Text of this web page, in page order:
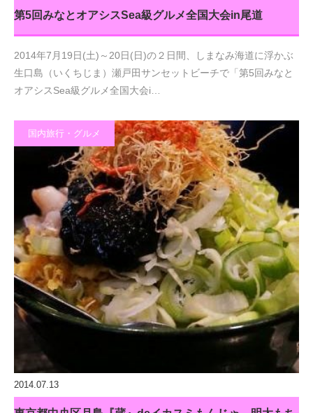
第5回みなとオアシスSea級グルメ全国大会in尾道
2014年7月19日(土)～20日(日)の２日間、しまなみ海道に浮かぶ
生口島（いくちじま）瀬戸田サンセットビーチで「第5回みなと
オアシスSea級グルメ全国大会i…
国内旅行・グルメ
2014.07.13